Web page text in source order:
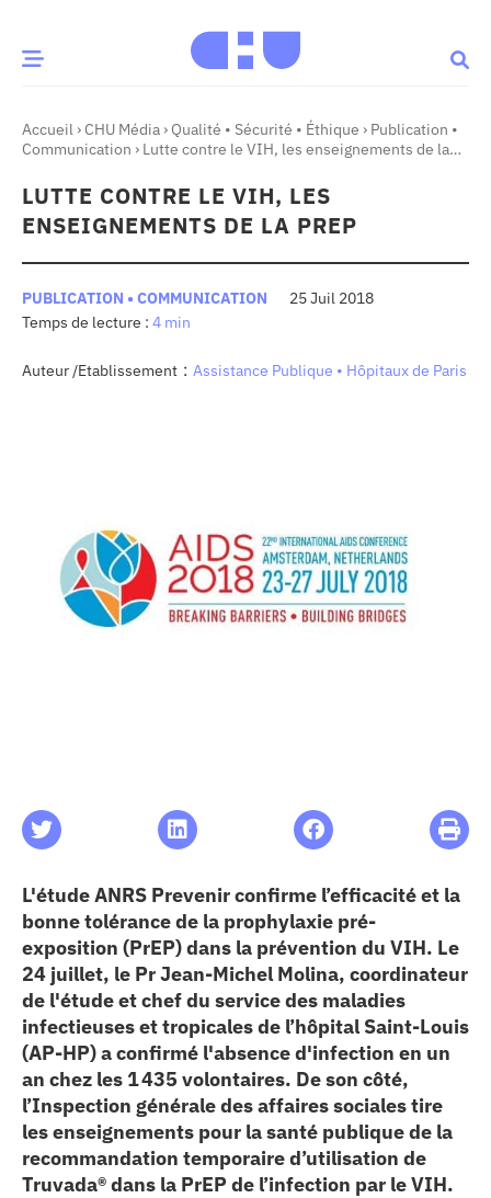
MOMENT
Innovation
& patrimoine Patient
nous
articles
CHU
& patrimoine
écologique
Accueil › CHU Média › Qualité • Sécurité • Éthique › Publication •
Communication › Lutte contre le VIH, les enseignements de la
LUTTE CONTRE LE VIH, LES
ENSEIGNEMENTS DE LA PREP
PUBLICATION • COMMUNICATION
25 Juil 2018
4 min
Auteur /Etablissement : Assistance Publique • Hôpitaux de Paris
L'étude ANRS Prevenir confirme l’efficacité et la
bonne tolérance de la prophylaxie pré-
exposition (PrEP) dans la prévention du VIH. Le
24 juillet, le Pr Jean-Michel Molina, coordinateur
de l'étude et chef du service des maladies
infectieuses et tropicales de l’hôpital Saint-Louis
(AP-HP) a confirmé l'absence d'infection en un
an chez les 1 435 volontaires. De son côté,
l’Inspection générale des affaires sociales tire
les enseignements pour la santé publique de la
recommandation temporaire d’utilisation de
Truvada® dans la PrEP de l’infection par le VIH.